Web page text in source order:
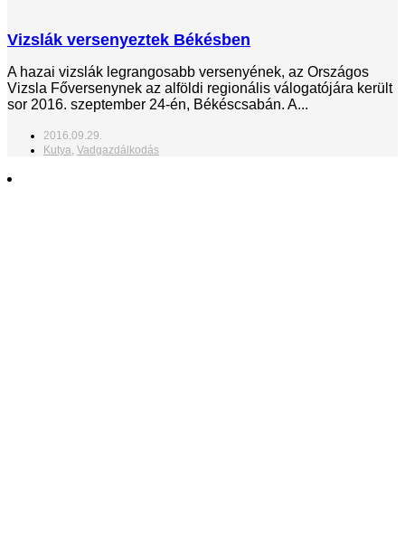
Vizslák versenyeztek Békésben
A hazai vizslák legrangosabb versenyének, az Országos
Vizsla Főversenynek az alföldi regionális válogatójára került
sor 2016. szeptember 24-én, Békéscsabán. A...
2016.09.29.
Kutya, Vadgazdálkodás